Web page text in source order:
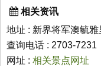
相关资讯
地址 : 新界将军澳毓雅
查询电话 : 2703-7231
网址 : 相关景点网址